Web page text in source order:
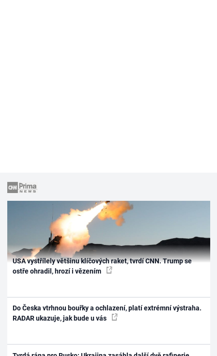
USA vystřílely většinu klíčových raket, tvrdí CNN. Trump se
ostře ohradil, hrozí i vězením
Do Česka vtrhnou bouřky a ochlazení, platí extrémní výstraha.
RADAR ukazuje, jak bude u vás